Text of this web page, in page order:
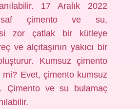
17 Aralık 2022
saf çimento ve su,
zor çatlak bir kütleye
ve alçıtaşının yakıcı bir
Kumsuz çimento
mi? Evet, çimento kumsuz
Çimento ve su bulamaç